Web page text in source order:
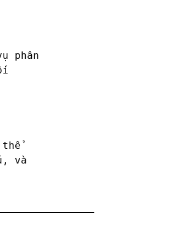
phân
và